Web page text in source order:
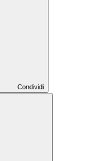
Condividi